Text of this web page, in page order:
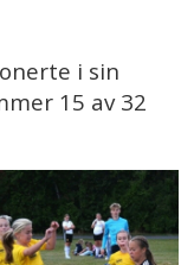
i sin
15 av 32